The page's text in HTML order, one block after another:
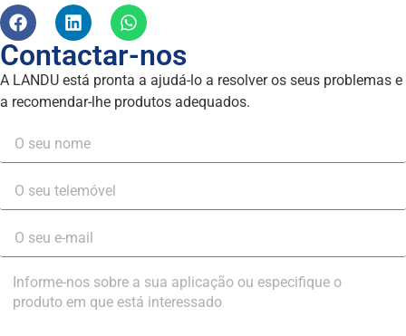
Contactar-nos
A LANDU está pronta a ajudá-lo a resolver os seus problemas e
a recomendar-lhe produtos adequados.